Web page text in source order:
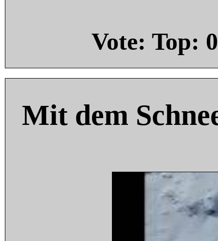
Vote: Top: 0
Mit dem